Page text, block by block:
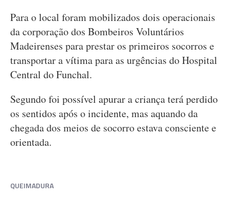
Para o local foram mobilizados dois operacionais
da corporação dos Bombeiros Voluntários
Madeirenses para prestar os primeiros socorros e
transportar a vítima para as urgências do Hospital
Central do Funchal.
Segundo foi possível apurar a criança terá perdido
os sentidos após o incidente, mas aquando da
chegada dos meios de socorro estava consciente e
orientada.
QUEIMADURA